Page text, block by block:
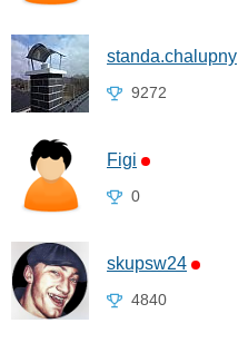
standa.chalupny
9272
Figi
0
skupsw24
4840